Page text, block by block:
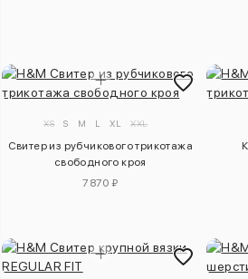
XS S M L XL XXL
Свитер из рубчикового трикотажа
свободного кроя
7870 ₽